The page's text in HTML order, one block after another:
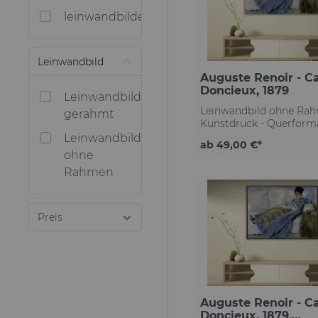
Bar
Franz Marc
leinwandbilder.com
Leinwandbild
Leinwandbild
gerahmt
Leinwandbild
ohne
Rahmen
Preis
Auguste Renoir -
Doncieux, 1879
Leinwandbild ohne
Kunstdruck -
deutschlandweit
Kontrast & höchste
brillante Farben &
Schwarz lichtechte
Lebenszeit
Druck Made in
GermanyKäuferschutz
Bestellung ohne
Schrauben & Dübel
ab 49,00 €*
Auguste Renoir -